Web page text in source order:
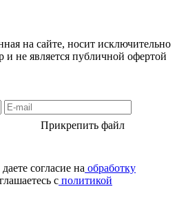
на сайте, носит исключительно
не является публичной офертой
Прикрепить файл
согласие на обработку
с политикой